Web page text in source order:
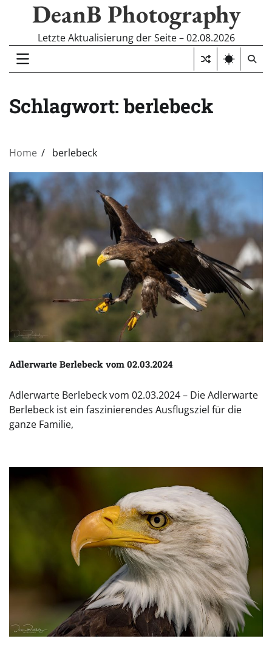
DeanB Photography
Letzte Aktualisierung der Seite – 02.08.2026
Schlagwort:berlebeck
Home berlebeck
Adlerwarte Berlebeck vom 02.03.2024
Adlerwarte Berlebeck vom 02.03.2024 – Die Adlerwarte
Berlebeck ist ein faszinierendes Ausflugsziel für die
ganze Familie,